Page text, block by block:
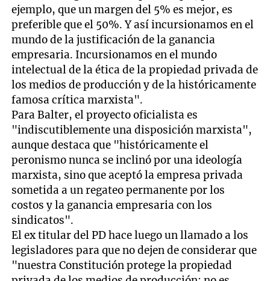
ejemplo, que un margen del 5% es mejor, es
preferible que el 50%. Y así incursionamos en el
mundo de la justificación de la ganancia
empresaria. Incursionamos en el mundo
intelectual de la ética de la propiedad privada de
los medios de producción y de la históricamente
famosa crítica marxista".
Para Balter, el proyecto oficialista es
"indiscutiblemente una disposición marxista",
aunque destaca que "históricamente el
peronismo nunca se inclinó por una ideología
marxista, sino que aceptó la empresa privada
sometida a un regateo permanente por los
costos y la ganancia empresaria con los
sindicatos".
El ex titular del PD hace luego un llamado a los
legisladores para que no dejen de considerar que
"nuestra Constitución protege la propiedad